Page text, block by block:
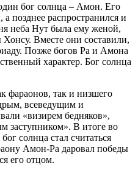
бог солнца – Амон. Его
позднее распространился и
неба Нут была ему женой,
Вместе они составили,
Позже богов Ра и Амона
характер. Бог солнца
фараонов, так и низшего
всеведущим и
«визирем бедняков»,
заступником». В итоге во
солнца стал считаться
Амон-Ра даровал победы
его отцом.